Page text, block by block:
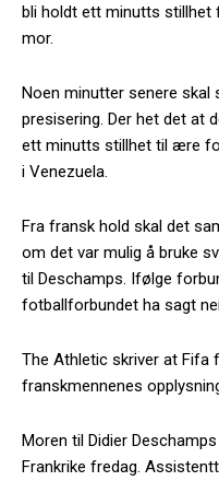
bli holdt ett minutts stillhet
mor.
Noen minutter senere
presisering. Der het det at
ett minutts stillhet til ære
i Venezuela.
Fra fransk hold skal det
om det var mulig å bruke
til Deschamps. Ifølge
fotballforbundet ha sagt
The Athletic skriver at Fifa
franskmennenes
Moren til Didier
Frankrike fredag.